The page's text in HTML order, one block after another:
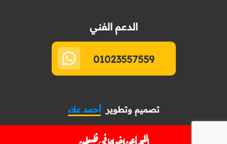
الدعم الفني
01023557559
تصميم وتطويرأحمد علاء